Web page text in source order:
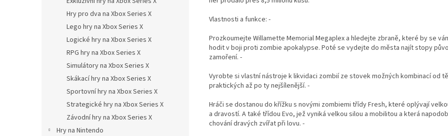
Hry pro dva na Xbox Series X
Lego hry na Xbox Series X
Logické hry na Xbox Series X
RPG hry na Xbox Series X
Simulátory na Xbox Series X
Skákací hry na Xbox Series X
Sportovní hry na Xbox Series X
Strategické hry na Xbox Series X
Závodní hry na Xbox Series X
Hry na Nintendo
Vlastnosti a funkce: -
Prozkoumejte Willamette Memorial Megaplex a hledejte zbraně, které by se
hodit v boji proti zombie apokalypse. Poté se vydejte do města najít stopy
zamoření. -
Vyrobte si vlastní nástroje k likvidaci zombií ze stovek možných kombinací od
praktických až po ty nejšílenější. -
Hráči se dostanou do křížku s novými zombiemi třídy Fresh, které oplývají
a dravostí. A také třídou Evo, jež vyniká velkou silou a mobilitou a která
chování dravých zvířat při lovu. -